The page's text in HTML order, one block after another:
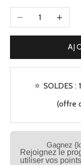
Diminuer la quantité
🔅 SOLDES
(offre
Gagnez
Rejoignez le
utiliser vos